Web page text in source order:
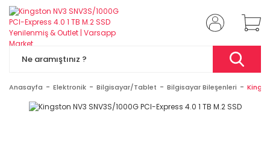
Anasayfa Elektronik Bilgisayar/Tablet Bilgisayar Bileşenleri